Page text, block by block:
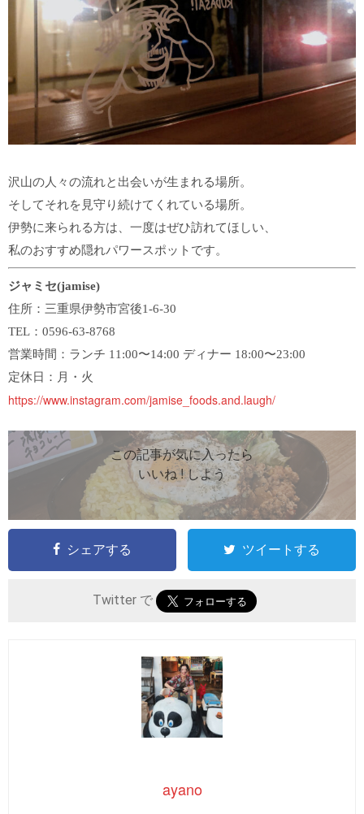
沢山の人々の流れと出会いが生まれる場所。
そしてそれを見守り続けてくれている場所。
伊勢に来られる方は、一度はぜひ訪れてほしい、
私のおすすめ隠れパワースポットです。
ジャミセ(jamise)
住所：三重県伊勢市宮後1-6-30
TEL：0596-63-8768
営業時間：ランチ 11:00〜14:00 ディナー 18:00〜23:00
定休日：月・火
https://www.instagram.com/jamise_foods.and.laugh/
この記事が気に入ったら
いいね ! しよう
シェアする ツイートする
Twitter で
ayano